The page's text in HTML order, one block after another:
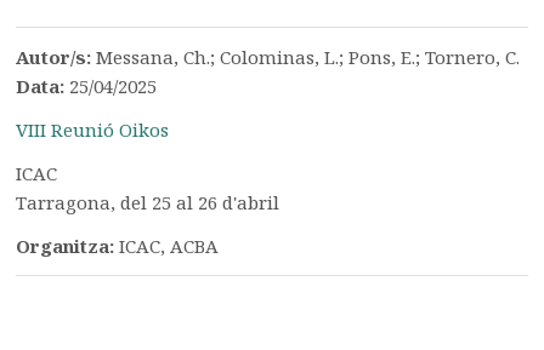
Autor/s:Messana, Ch.; Colominas, L.; Pons, E.; Tornero, C.
Data: 25/04/2025
VIII Reunió Oikos
ICAC
Tarragona, del 25 al 26 d'abril
Organitza:ICAC, ACBA